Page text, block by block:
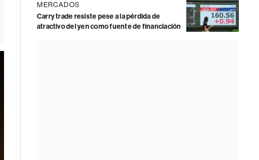
MERCADOS
Carry trade resiste pese a la pérdida de
atractivo del yen como fuente de financiación